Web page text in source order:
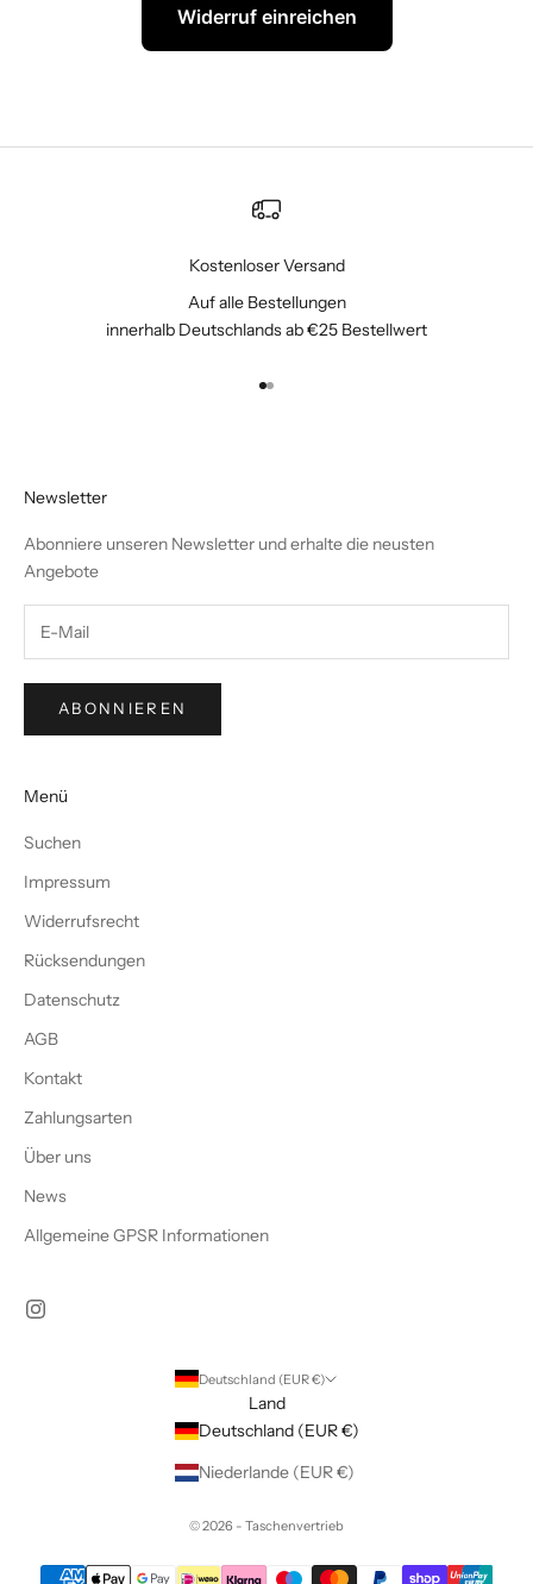
Widerruf einreichen
Kostenloser Versand
Auf alle Bestellungen
innerhalb Deutschlands ab €25 Bestellwert
Gehe zu Element 1
Gehe zu Element 2
Newsletter
Abonniere unseren Newsletter und erhalte die neusten
Angebote
ABONNIEREN
Menü
Suchen
Impressum
Widerrufsrecht
Rücksendungen
Datenschutz
AGB
Kontakt
Zahlungsarten
Über uns
News
Allgemeine GPSR Informationen
Deutschland (EUR €)
Land
Deutschland (EUR €)
Niederlande (EUR €)
© 2026 - Taschenvertrieb